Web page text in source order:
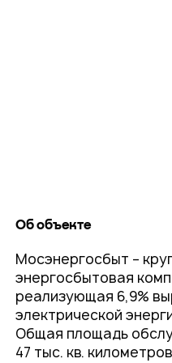
Об объекте
Мосэнергосбыт –
энергосбытовая
реализующая 6,9%
электрической
Общая площадь
47 тыс. кв.